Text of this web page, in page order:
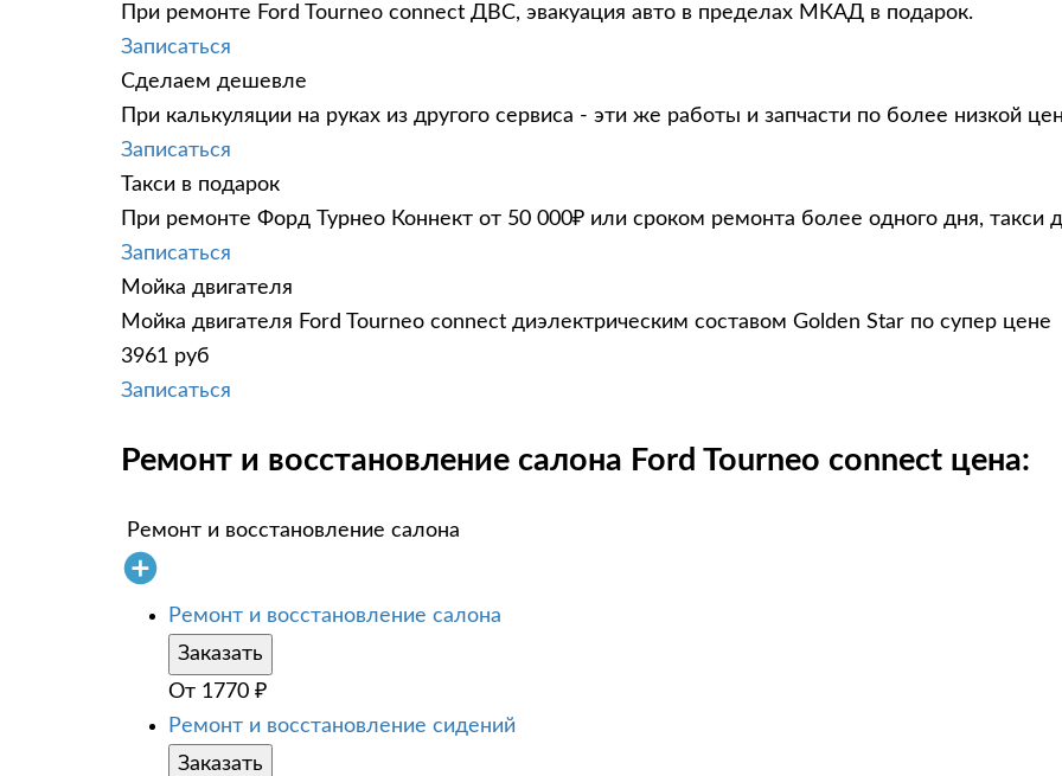
При ремонте Ford Tourneo connect ДВС, эвакуация авто в пределах МКАД в подарок.
Записаться
Сделаем дешевле
При калькуляции на руках из другого сервиса - эти же работы и запчасти по более низкой
Записаться
Такси в подарок
При ремонте Форд Турнео Коннект от 50 000₽ или сроком ремонта более одного дня, такси
Записаться
Мойка двигателя
Мойка двигателя Ford Tourneo connect диэлектрическим составом Golden Star по супер цене
3961 руб
Записаться
Ремонт и восстановление салона Ford Tourneo connect цена:
Ремонт и восстановление салона
Ремонт и восстановление салона
Заказать
От 1770 ₽
Ремонт и восстановление сидений
Заказать